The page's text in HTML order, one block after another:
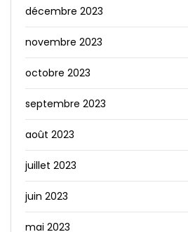
décembre 2023
novembre 2023
octobre 2023
septembre 2023
août 2023
juillet 2023
juin 2023
mai 2023